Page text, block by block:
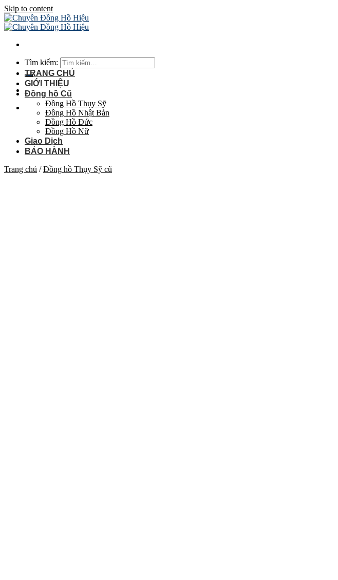
Skip to content
Tìm kiếm:
TRANG CHỦ
GIỚI THIỆU
Đồng hồ Cũ
Đồng Hồ Thụy Sỹ
Đồng Hồ Nhật Bản
Đồng Hồ Đức
Đồng Hồ Nữ
Giao Dịch
BẢO HÀNH
Trang chủ / Đồng hồ Thụy Sỹ cũ